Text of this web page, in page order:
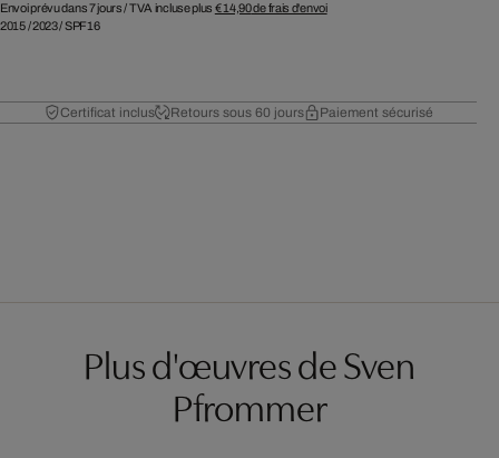
Envoi prévu dans 7 jours /TVA incluse plus € 14,90de frais d'envoi
2015/2023/SPF16
Certificat inclus Retours sous 60 jours Paiement sécurisé
Plus d'œuvres de Sven
Pfrommer